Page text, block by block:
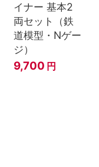
イナー 基本2
両セット（鉄
道模型・Nゲー
ジ）
9,700 円